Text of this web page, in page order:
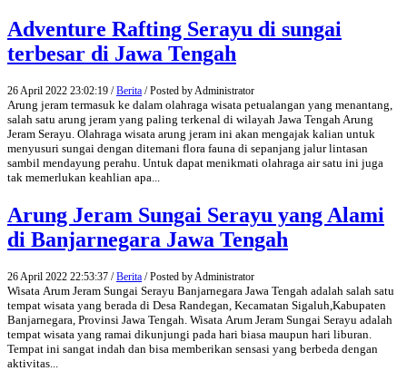
Adventure Rafting Serayu di sungai
terbesar di Jawa Tengah
26 April 2022 23:02:19 /Berita / Posted by Administrator
Arung jeram termasuk ke dalam olahraga wisata petualangan yang menantang,
salah satu arung jeram yang paling terkenal di wilayah Jawa Tengah Arung
Jeram Serayu. Olahraga wisata arung jeram ini akan mengajak kalian untuk
menyusuri sungai dengan ditemani flora fauna di sepanjang jalur lintasan
sambil mendayung perahu. Untuk dapat menikmati olahraga air satu ini juga
tak memerlukan keahlian apa...
Arung Jeram Sungai Serayu yang Alami
di Banjarnegara Jawa Tengah
26 April 2022 22:53:37 /Berita / Posted by Administrator
Wisata Arum Jeram Sungai Serayu Banjarnegara Jawa Tengah adalah salah satu
tempat wisata yang berada di Desa Randegan, Kecamatan Sigaluh,Kabupaten
Banjarnegara, Provinsi Jawa Tengah. Wisata Arum Jeram Sungai Serayu adalah
tempat wisata yang ramai dikunjungi pada hari biasa maupun hari liburan.
Tempat ini sangat indah dan bisa memberikan sensasi yang berbeda dengan
aktivitas...